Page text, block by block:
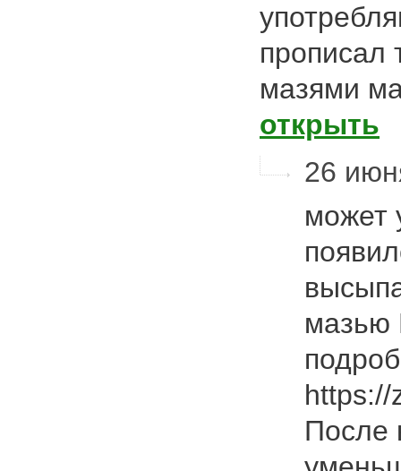
прописал
мазями
открыть
26
может
мазью
https://
После